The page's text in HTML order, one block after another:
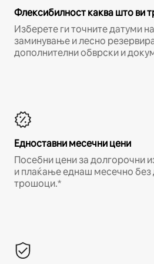
Флексибилност каква што ви
Изберете ги точните датуми
заминување и лесно
дополнителни обврски и
Едноставни месечни цени
Посебни цени за долгорочни
и плаќање еднаш месечно без
трошоци.*